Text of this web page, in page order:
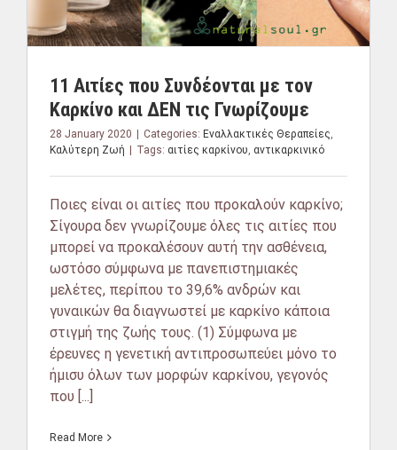
11 Αιτίες που Συνδέονται με τον
Καρκίνο και ΔΕΝ τις Γνωρίζουμε
28 January 2020 Categories: Εναλλακτικές Θεραπείες,
Καλύτερη Ζωή
Tags: αιτίες καρκίνου, αντικαρκινικό
Ποιες είναι οι αιτίες που προκαλούν καρκίνο;
Σίγουρα δεν γνωρίζουμε όλες τις αιτίες που
μπορεί να προκαλέσουν αυτή την ασθένεια,
ωστόσο σύμφωνα με πανεπιστημιακές
μελέτες, περίπου το 39,6% ανδρών και
γυναικών θα διαγνωστεί με καρκίνο κάποια
στιγμή της ζωής τους. (1) Σύμφωνα με
έρευνες η γενετική αντιπροσωπεύει μόνο το
ήμισυ όλων των μορφών καρκίνου, γεγονός
που [...]
Read More